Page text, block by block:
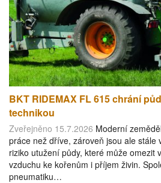
BKT RIDEMAX FL 615 chrání
technikou
Zveřejněno 15.7.2026 Moderní
práce než dříve, zároveň jsou ale stále
riziko utužení půdy, které může omezit
vzduchu ke kořenům i příjem živin.
pneumatiku…